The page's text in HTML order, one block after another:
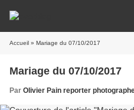
Accueil » Mariage du 07/10/2017
Mariage du 07/10/2017
Par Olivier Pain reporter